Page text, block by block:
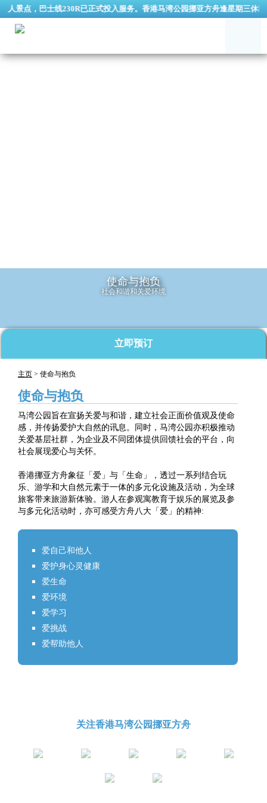
景点，巴士线230R已正式投入服务。香港马湾公园挪亚方舟逢星期三休
使命与抱负
社会和谐和关爱环境
立即预订
主页 > 使命与抱负
使命与抱负
马湾公园旨在宣扬关爱与和谐，建立社会正面价值观及使命
感，并传扬爱护大自然的讯息。同时，马湾公园亦积极推动
关爱基层社群，为企业及不同团体提供回馈社会的平台，向
社会展现爱心与关怀。
香港挪亚方舟象征「爱」与「生命」，透过一系列结合玩
乐、游学和大自然元素于一体的多元化设施及活动，为全球
旅客带来旅游新体验。游人在参观寓教育于娱乐的展览及参
与多元化活动时，亦可感受方舟八大「爱」的精神:
爱自己和他人
爱护身心灵健康
爱生命
爱环境
爱学习
爱挑战
爱帮助他人
关注香港马湾公园挪亚方舟